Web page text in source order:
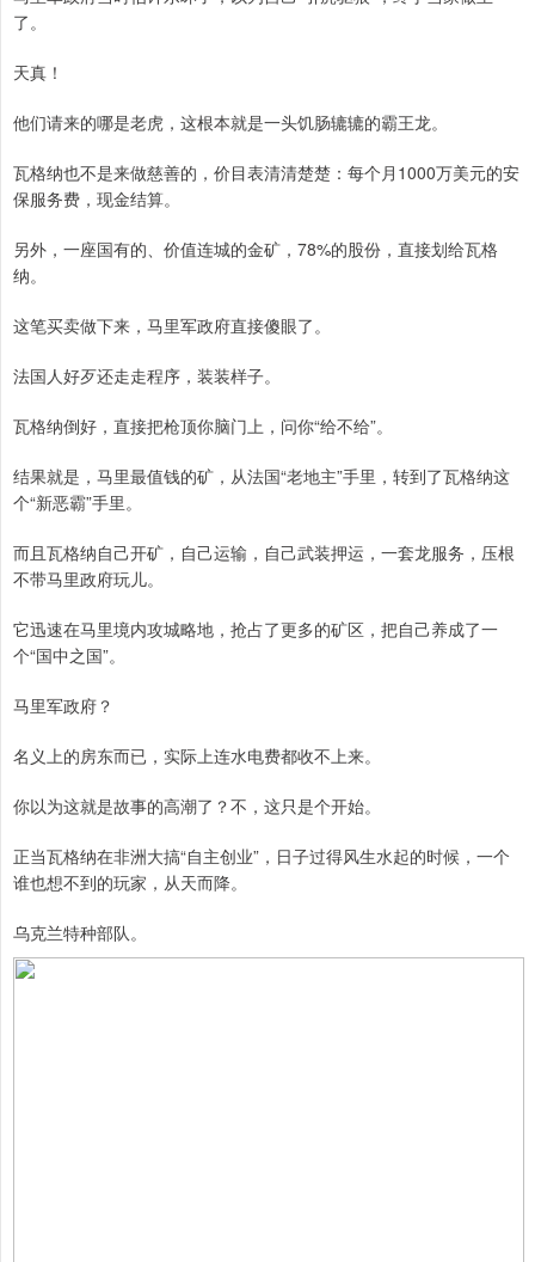
了。
天真！
他们请来的哪是老虎，这根本就是一头饥肠辘辘的霸王龙。
瓦格纳也不是来做慈善的，价目表清清楚楚：每个月1000万美元的安
保服务费，现金结算。
另外，一座国有的、价值连城的金矿，78%的股份，直接划给瓦格
纳。
这笔买卖做下来，马里军政府直接傻眼了。
法国人好歹还走走程序，装装样子。
瓦格纳倒好，直接把枪顶你脑门上，问你“给不给”。
结果就是，马里最值钱的矿，从法国“老地主”手里，转到了瓦格纳这
个“新恶霸”手里。
而且瓦格纳自己开矿，自己运输，自己武装押运，一套龙服务，压根
不带马里政府玩儿。
它迅速在马里境内攻城略地，抢占了更多的矿区，把自己养成了一
个“国中之国”。
马里军政府？
名义上的房东而已，实际上连水电费都收不上来。
你以为这就是故事的高潮了？不，这只是个开始。
正当瓦格纳在非洲大搞“自主创业”，日子过得风生水起的时候，一个
谁也想不到的玩家，从天而降。
乌克兰特种部队。